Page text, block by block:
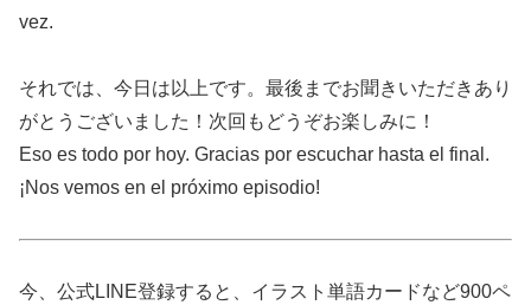
vez.
それでは、今日は以上です。最後までお聞きいただきあり
がとうございました！次回もどうぞお楽しみに！
Eso es todo por hoy. Gracias por escuchar hasta el final.
¡Nos vemos en el próximo episodio!
今、公式LINE登録すると、イラスト単語カードなど900ペ